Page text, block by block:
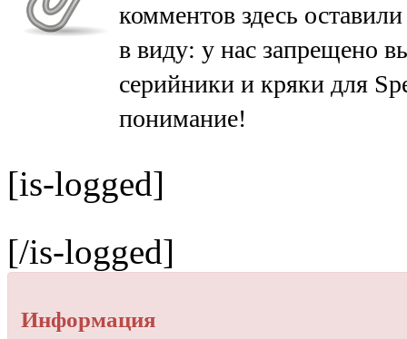
комментов здесь
в виду: у нас запрещено
серийники и кряки для
понимание!
[is-logged]
[/is-logged]
Информация